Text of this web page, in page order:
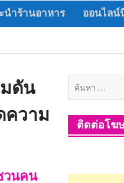
นำร้านอาหาร ออนไลน์
ดัน
ความ
วนคน
ค้นหา
ติดต่อโฆษ